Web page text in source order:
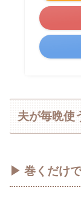
夫が毎晩使
▶ 巻くだけ